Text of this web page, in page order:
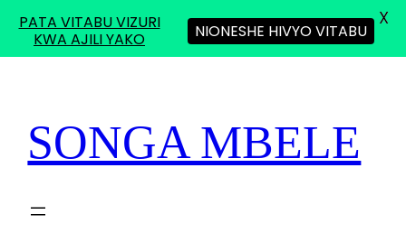
content
SONGA MBELE
PATA VITABU VIZURI
KWA AJILI YAKO
NIONESHE HIVYO VITABU
X